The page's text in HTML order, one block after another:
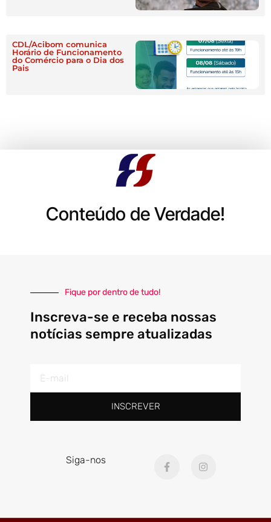
CDL/Acibom comunica
Horário de Funcionamento
do Comércio para o Dia dos
Pais
Conteúdo de Verdade!
Fique por dentro de tudo!
Inscreva-se e receba nossas
notícias sempre atualizadas
mail
INSCREVER
Siga-nos
a
o
n
r